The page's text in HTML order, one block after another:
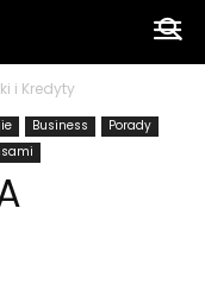
i Kredyty
Business
Porady